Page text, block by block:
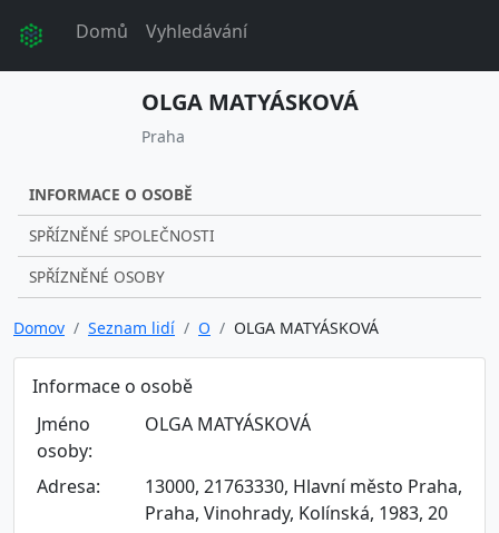
Domů Vyhledávání
OLGA MATYÁSKOVÁ
Praha
INFORMACE O OSOBĚ
SPŘÍZNĚNÉ SPOLEČNOSTI
SPŘÍZNĚNÉ OSOBY
Domov Seznam lidí O OLGA MATYÁSKOVÁ
Informace o osobě
Jméno
osoby:
OLGA MATYÁSKOVÁ
Adresa:
13000, 21763330, Hlavní město Praha,
Praha, Vinohrady, Kolínská, 1983, 20